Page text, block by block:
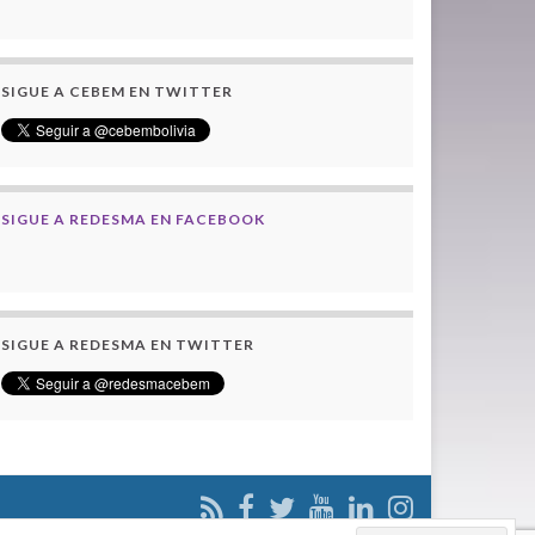
SIGUE A CEBEM EN TWITTER
SIGUE A REDESMA EN FACEBOOK
SIGUE A REDESMA EN TWITTER